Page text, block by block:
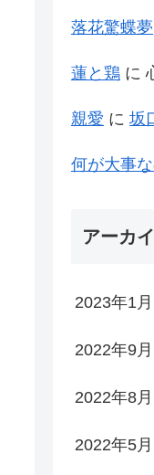
落花驚蝶夢
蓮と鶏 に
親愛 に 坂
何が大事
アーカ
2023年1月
2022年9月
2022年8月
2022年5月